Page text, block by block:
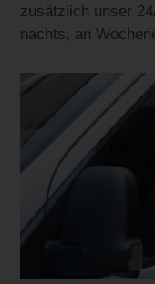
zusätzlich unser
nachts, an